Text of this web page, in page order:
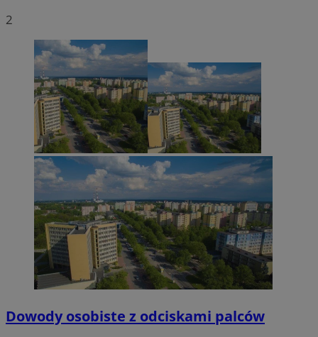
2
Dowody osobiste z odciskami palców